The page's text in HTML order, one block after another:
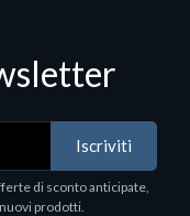
interno - M.2
integrato -
Iscriviti
di sconto anticipate,
prodotti.